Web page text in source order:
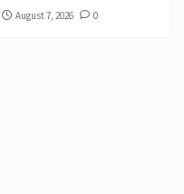
August 7, 2026 0